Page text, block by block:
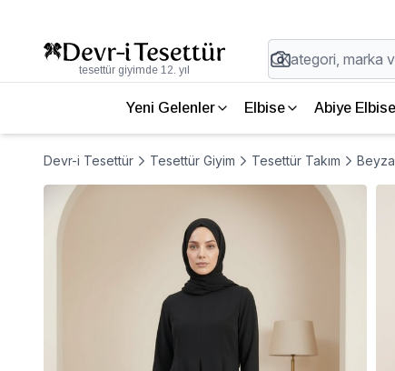
tesettür giyimde 12. yıl
Yeni Gelenler Elbise Abiye Elbise
Devr-i Tesettür Tesettür Giyim Tesettür Takım